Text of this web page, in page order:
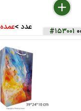
delete
remove
add
عدد >عمده #۱۵۳۰۰۱